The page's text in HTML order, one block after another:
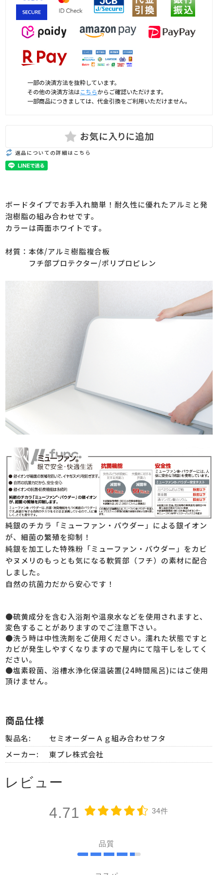
一部の決済方法を抜粋しています。
その他の決済方法はこちらからご確認いただけます。
一部商品につきましては、代金引換をご利用いただけません。
返品についての詳細はこちら
ボードタイプでお手入れ簡単！耐久性に優れたアルミと発
泡樹脂の組み合わせです。
カラーは両面ホワイトです。
材質：本体/アルミ樹脂複合板
フチ部プロテクター/ポリプロピレン
純銀のチカラ「ミューファン・パウダー」による銀イオン
が、細菌の繁殖を抑制！
純銀を加工した特殊粉「ミューファン・パウダー」をカビ
やヌメリのもっとも気になる軟質部（フチ）の素材に配合
しました。
自然の抗菌力だから安心です！
●硫黄成分を含む入浴剤や温泉水などを使用されますと、
変色することがありますのでご注意下さい。
●洗う時は中性洗剤をご使用ください。濡れた状態ですと
カビが発生しやすくなりますので屋内にて陰干しをしてく
ださい。
●塩素殺菌、浴槽水浄化保温装置(24時間風呂)にはご使用
頂けません。
商品仕様
製品名:
セミオーダーＡｇ組み合わせフタ
メーカー:
東プレ株式会社
レビュー
4.71 34件
品質